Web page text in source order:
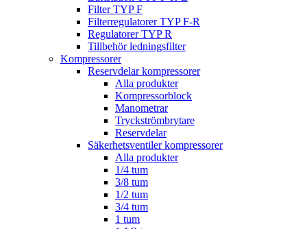
Filter TYP F
Filterregulatorer TYP F-R
Regulatorer TYP R
Tillbehör ledningsfilter
Kompressorer
Reservdelar kompressorer
Alla produkter
Kompressorblock
Manometrar
Tryckströmbrytare
Reservdelar
Säkerhetsventiler kompressorer
Alla produkter
1/4 tum
3/8 tum
1/2 tum
3/4 tum
1 tum